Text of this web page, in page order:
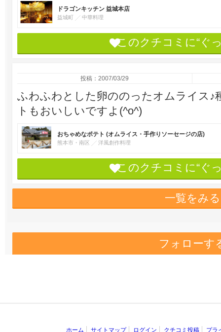
ドラゴンキッチン 益城本店
益城町 中華料理
このクチコミに“ぐ
投稿：2007/03/29
ふわふわとした卵ののったオムライス♪
トもおいしいですよ(^o^)
おちゃめなポテト (オムライス・手作りソーセージの店)
熊本市・南区 洋風創作料理
このクチコミに“ぐ
一覧をみる
フォローす
ホーム サイトマップ ログイン クチコミ投稿 プラ